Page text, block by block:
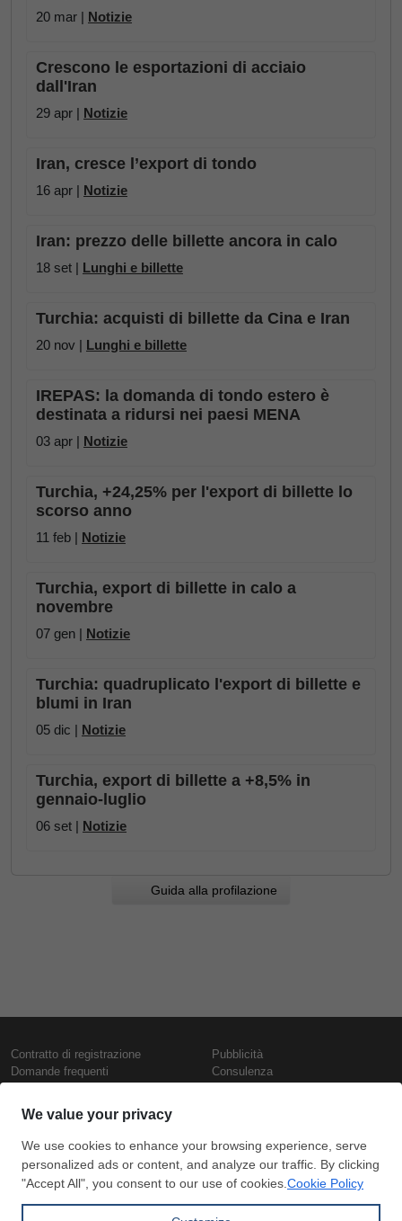
20 mar | Notizie
Crescono le esportazioni di acciaio
dall'Iran
29 apr | Notizie
Iran, cresce l’export di tondo
16 apr | Notizie
Iran: prezzo delle billette ancora in calo
18 set | Lunghi e billette
Turchia: acquisti di billette da Cina e Iran
20 nov | Lunghi e billette
IREPAS: la domanda di tondo estero è
destinata a ridursi nei paesi MENA
03 apr | Notizie
Turchia, +24,25% per l'export di billette lo
scorso anno
11 feb | Notizie
Turchia, export di billette in calo a
novembre
07 gen | Notizie
Turchia: quadruplicato l'export di billette e
blumi in Iran
05 dic | Notizie
Turchia, export di billette a +8,5% in
gennaio-luglio
06 set | Notizie
Guida alla profilazione
Contratto di registrazione
Domande frequenti
Presentazione
Contattaci
Termini di utilizzo
Politica di riservatezza
Pubblicità
Consulenza
Prezzi e indici
Marketplace Inc.